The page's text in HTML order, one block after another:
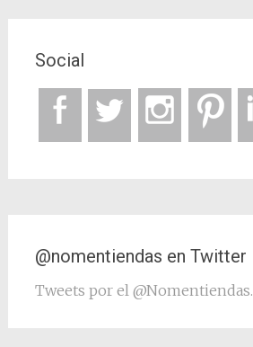
Social
@nomentiendas en Twitter
Tweets por el @Nomentiendas.